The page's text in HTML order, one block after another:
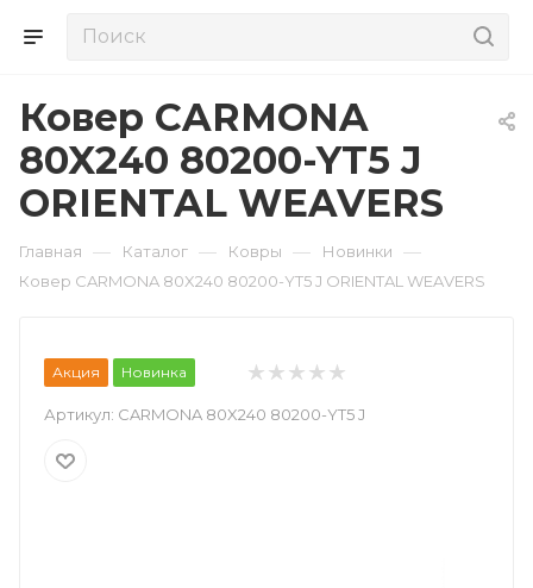
Ковер CARMONA
80X240 80200-YT5 J
ORIENTAL WEAVERS
Главная — Каталог — Ковры — Новинки —
Ковер CARMONA 80X240 80200-YT5 J ORIENTAL WEAVERS
Акция Новинка
Артикул: CARMONA 80X240 80200-YT5 J